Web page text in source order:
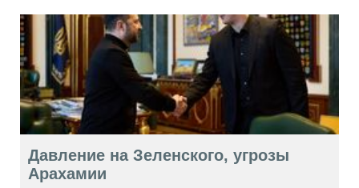
Давление на Зеленского, угрозы
Арахамии